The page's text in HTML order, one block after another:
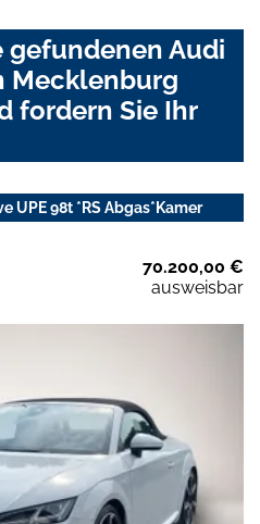
gefundenen Audi
Mecklenburg
fordern Sie Ihr
UPE 98t *RS Abgas*Kamer
70.200,00 €
ausweisbar